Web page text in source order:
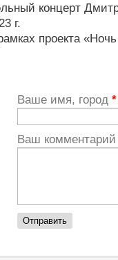
концерт
г.
проекта
Ваше имя, город *
Ваш